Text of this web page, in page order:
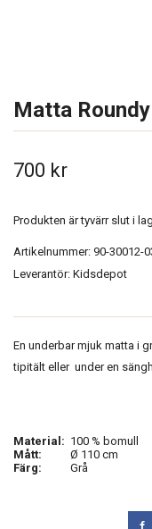
Matta
700 kr
Produkten är tyvärr slut i
Artikelnummer: 90-30012-
Leverantör: Kidsdepot
En underbar mjuk matta i
tipitält eller
Material: 100 % bomull
Mått:
Ø 110 cm
Färg:
Grå